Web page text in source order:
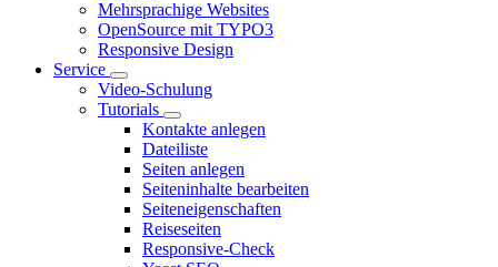
Mehrsprachige Websites
OpenSource mit TYPO3
Responsive Design
Service
Video-Schulung
Tutorials
Kontakte anlegen
Dateiliste
Seiten anlegen
Seiteninhalte bearbeiten
Seiteneigenschaften
Reiseseiten
Responsive-Check